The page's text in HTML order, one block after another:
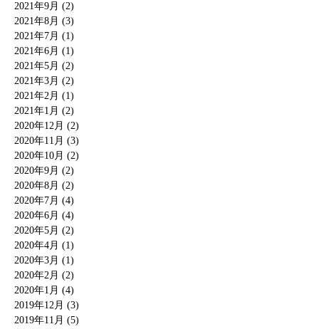
2021年9月 (2)
2021年8月 (3)
2021年7月 (1)
2021年6月 (1)
2021年5月 (2)
2021年3月 (2)
2021年2月 (1)
2021年1月 (2)
2020年12月 (2)
2020年11月 (3)
2020年10月 (2)
2020年9月 (2)
2020年8月 (2)
2020年7月 (4)
2020年6月 (4)
2020年5月 (2)
2020年4月 (1)
2020年3月 (1)
2020年2月 (2)
2020年1月 (4)
2019年12月 (3)
2019年11月 (5)